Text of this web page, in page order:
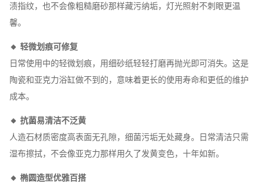
渍指纹，也不会像粗糙磨砂那样藏污纳垢，灯光照射不刺眼更温
馨。
🔸 轻微划痕可修复
日常使用中的轻微划痕，用细砂纸轻轻打磨再抛光即可消失。这是
陶瓷和亚克力浴缸做不到的，意味着更长的使用寿命和更低的维护
成本。
🔸 抗菌易清洁不泛黄
人造石材质密度高表面无孔隙，细菌污垢无处藏身。日常清洁只需
湿布擦拭，不会像亚克力那样用久了发黄变色，十年如新。
🔸 椭圆造型优雅百搭